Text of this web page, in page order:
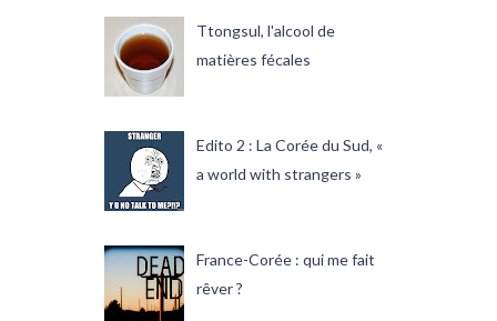
Ttongsul, l'alcool de
matières fécales
Edito 2 : La Corée du Sud, «
a world with strangers »
France-Corée : qui me fait
rêver ?